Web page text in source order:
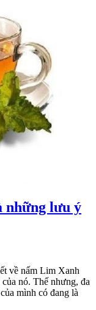
những lưu ý
về nấm Lim Xanh
nó. Thế nhưng, đa
mình có đang là